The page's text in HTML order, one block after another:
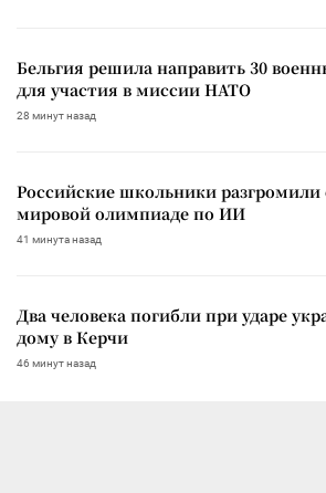
Бельгия решила направить 30
для участия в миссии НАТО
28 минут назад
Российские школьники разгромили
мировой олимпиаде по ИИ
41 минута назад
Два человека погибли при ударе
дому в Керчи
46 минут назад